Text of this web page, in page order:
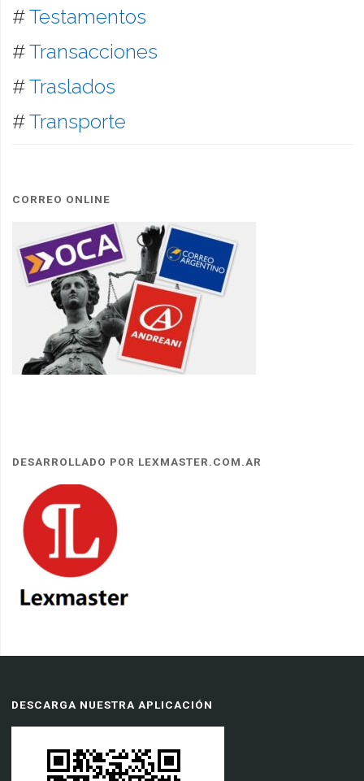
#Testamentos
#Transacciones
#Traslados
#Transporte
CORREO ONLINE
DESARROLLADO POR LEXMASTER.COM.AR
DESCARGA NUESTRA APLICACIÓN